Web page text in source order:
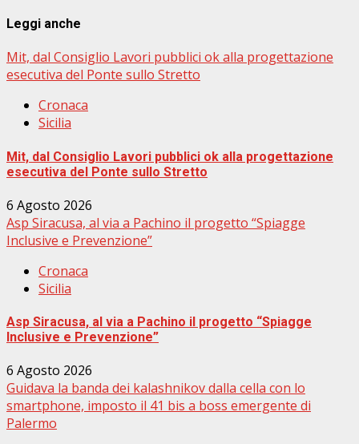
Leggi anche
Mit, dal Consiglio Lavori pubblici ok alla progettazione
esecutiva del Ponte sullo Stretto
Cronaca
Sicilia
Mit, dal Consiglio Lavori pubblici ok alla progettazione
esecutiva del Ponte sullo Stretto
6 Agosto 2026
Asp Siracusa, al via a Pachino il progetto “Spiagge
Inclusive e Prevenzione”
Cronaca
Sicilia
Asp Siracusa, al via a Pachino il progetto “Spiagge
Inclusive e Prevenzione”
6 Agosto 2026
Guidava la banda dei kalashnikov dalla cella con lo
smartphone, imposto il 41 bis a boss emergente di
Palermo